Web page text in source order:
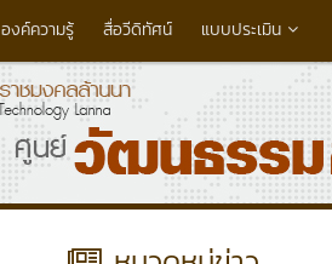
องค์ความรู้ สื่อวีดิทัศน์ แบบประเมิน